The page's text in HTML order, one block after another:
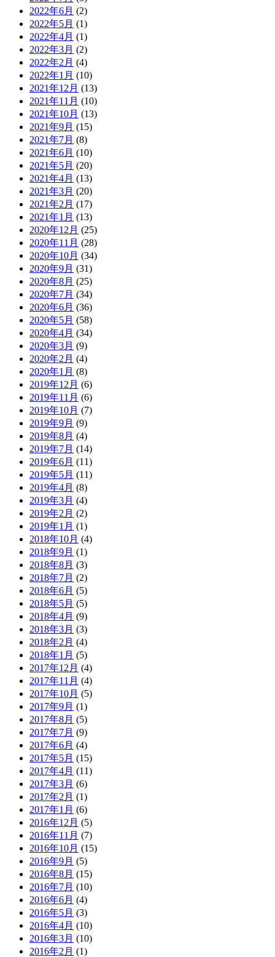
2022年6月 (2)
2022年5月 (1)
2022年4月 (1)
2022年3月 (2)
2022年2月 (4)
2022年1月 (10)
2021年12月 (13)
2021年11月 (10)
2021年10月 (13)
2021年9月 (15)
2021年7月 (8)
2021年6月 (10)
2021年5月 (20)
2021年4月 (13)
2021年3月 (20)
2021年2月 (17)
2021年1月 (13)
2020年12月 (25)
2020年11月 (28)
2020年10月 (34)
2020年9月 (31)
2020年8月 (25)
2020年7月 (34)
2020年6月 (36)
2020年5月 (58)
2020年4月 (34)
2020年3月 (9)
2020年2月 (4)
2020年1月 (8)
2019年12月 (6)
2019年11月 (6)
2019年10月 (7)
2019年9月 (9)
2019年8月 (4)
2019年7月 (14)
2019年6月 (11)
2019年5月 (11)
2019年4月 (8)
2019年3月 (4)
2019年2月 (2)
2019年1月 (1)
2018年10月 (4)
2018年9月 (1)
2018年8月 (3)
2018年7月 (2)
2018年6月 (5)
2018年5月 (5)
2018年4月 (9)
2018年3月 (3)
2018年2月 (4)
2018年1月 (5)
2017年12月 (4)
2017年11月 (4)
2017年10月 (5)
2017年9月 (1)
2017年8月 (5)
2017年7月 (9)
2017年6月 (4)
2017年5月 (15)
2017年4月 (11)
2017年3月 (6)
2017年2月 (1)
2017年1月 (6)
2016年12月 (5)
2016年11月 (7)
2016年10月 (15)
2016年9月 (5)
2016年8月 (15)
2016年7月 (10)
2016年6月 (4)
2016年5月 (3)
2016年4月 (10)
2016年3月 (10)
2016年2月 (1)